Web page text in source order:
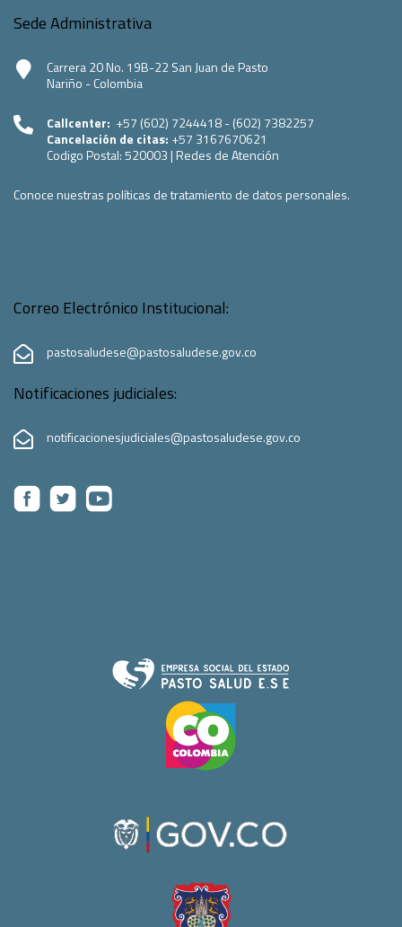
Sede Administrativa
Carrera 20 No. 19B-22 San Juan de Pasto
Nariño - Colombia
Callcenter: +57 (602) 7244418 - (602) 7382257
Cancelación de citas: +57 3167670621
Codigo Postal:520003 | Redes de Atención
Conoce nuestras políticas de tratamiento de datos personales.
Correo Electrónico Institucional:
pastosaludese@pastosaludese.gov.co
Notificaciones judiciales:
notificacionesjudiciales@pastosaludese.gov.co